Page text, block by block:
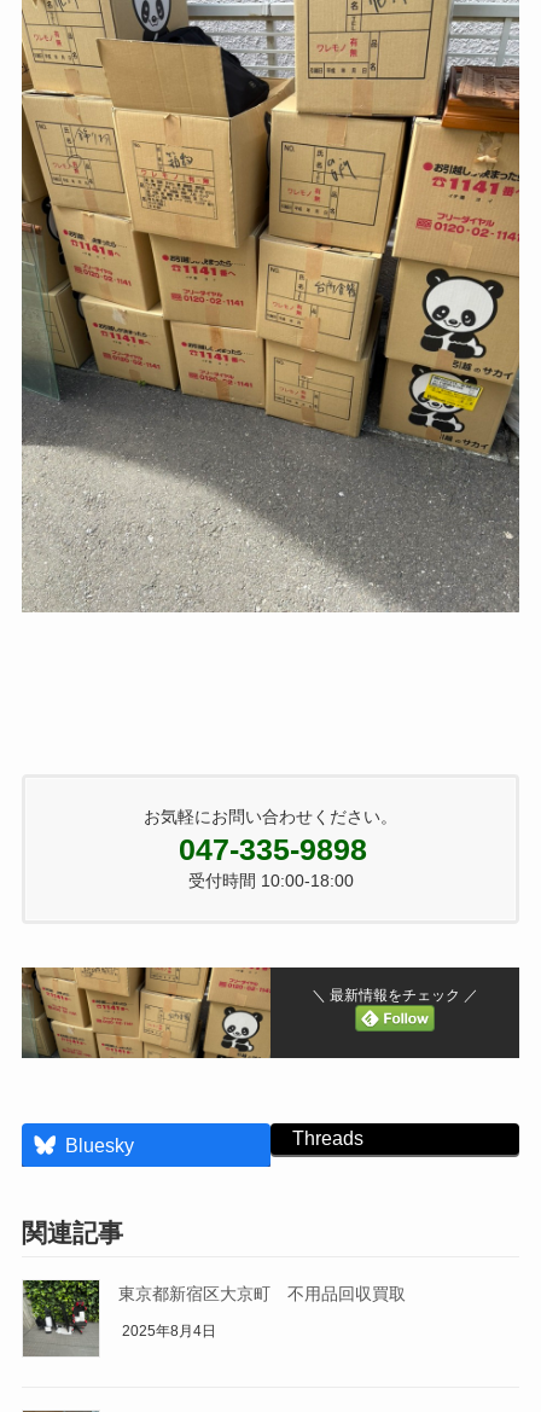
お気軽にお問い合わせください。
047-335-9898
受付時間 10:00-18:00
＼ 最新情報をチェック ／
Bluesky Threads
関連記事
東京都新宿区大京町 不用品回収買取
2025年8月4日